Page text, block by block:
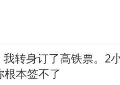
转身订了高铁票。2
本签不了